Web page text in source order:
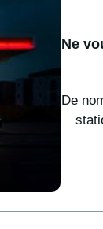
Ne
De